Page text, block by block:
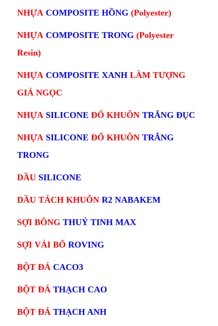
NHỰA COMPOSITE HỒNG (Polyester)
NHỰA COMPOSITE TRONG (Polyester
Resin)
NHỰA COMPOSITE XANH LÀM TƯỢNG
GIẢ NGỌC
NHỰA SILICONE ĐỔ KHUÔN TRẮNG ĐỤC
NHỰA SILICONE ĐỔ KHUÔN TRẮNG
TRONG
DẦU SILICONE
DẦU TÁCH KHUÔN R2 NABAKEM
SỢI BÔNG THUỶ TINH MAX
SỢI VẢI BỐ ROVING
BỘT ĐÁ CACO3
BỘT ĐÁ THẠCH CAO
BỘT ĐÁ THẠCH ANH